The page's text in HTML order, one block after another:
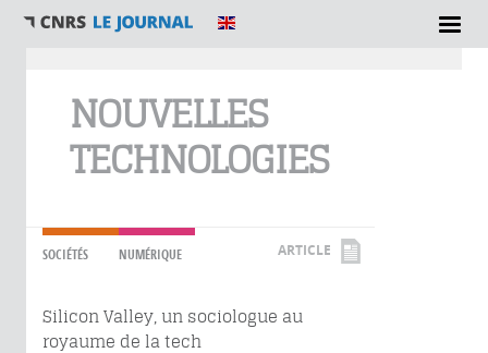
NOUVELLES
TECHNOLOGIES
SOCIÉTÉS NUMÉRIQUE ARTICLE
Silicon Valley, un sociologue au
royaume de la tech